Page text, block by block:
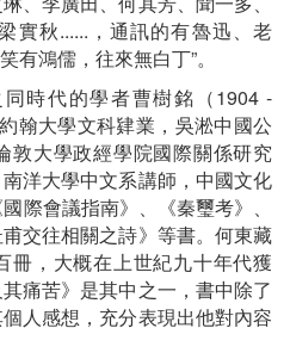
實秋......，通訊的有魯迅、老
有鴻儒，往來無白丁”。
時代的學者曹樹銘（1904 -
翰大學文科肄業，吳淞中國公
敦大學政經學院國際關係研究
洋大學中文系講師，中國文化
際會議指南》、《秦璽考》、
交往相關之詩》等書。何東藏
冊，大概在上世紀九十年代獲
痛苦》是其中之一，書中除了
人感想，充分表現出他對內容